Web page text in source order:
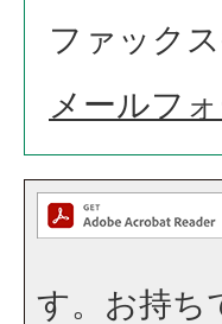
ファック
メールフ
す。お持ち